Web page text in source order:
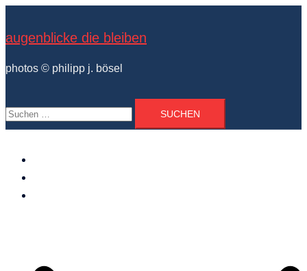
springen
augenblicke die bleiben
photos © philipp j. bösel
Suchen
nach: